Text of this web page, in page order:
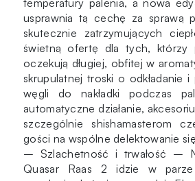
temperatury palenia, a nowa
usprawnia tą cechę za sprawą
skutecznie zatrzymujących
świetną ofertę dla tych, którzy
oczekują długiej, obfitej w
skrupulatnej troski o odkładanie i
węgli do nakładki podczas
automatyczne działanie,
szczególnie shishamasterom
gości na wspólne delektowanie
– Szlachetność i trwałość –
Quasar Raas 2 idzie w